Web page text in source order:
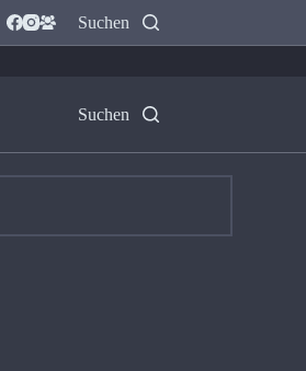
Suchen
Suchen